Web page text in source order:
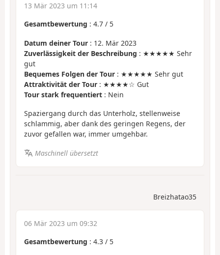
13 Mär 2023 um 11:14
Gesamtbewertung : 4.7 / 5
Datum deiner Tour : 12. Mär 2023
Zuverlässigkeit der Beschreibung : ★★★★★ Sehr
gut
Bequemes Folgen der Tour : ★★★★★ Sehr gut
Attraktivität der Tour : ★★★★☆ Gut
Tour stark frequentiert : Nein
Spaziergang durch das Unterholz, stellenweise
schlammig, aber dank des geringen Regens, der
zuvor gefallen war, immer umgehbar.
Maschinell übersetzt
Breizhatao35
06 Mär 2023 um 09:32
Gesamtbewertung : 4.3 / 5